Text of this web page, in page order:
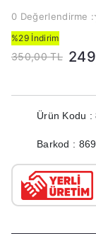
0 Değerlendirme :
%29 İndirim
350,00 TL
Ürün Kodu :
Barkod :